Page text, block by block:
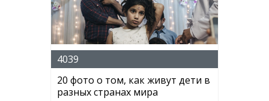
4039
20 фото о том, как живут дети в
разных странах мира